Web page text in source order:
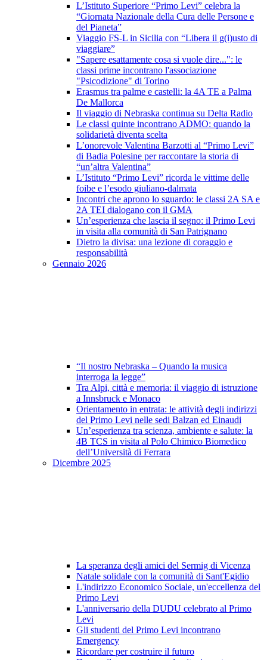
L’Istituto Superiore “Primo Levi” celebra la
“Giornata Nazionale della Cura delle Persone e
del Pianeta”
Viaggio FS-L in Sicilia con “Libera il g(i)usto di
viaggiare”
"Sapere esattamente cosa si vuole dire...": le
classi prime incontrano l'associazione
"Psicodizione" di Torino
Erasmus tra palme e castelli: la 4A TE a Palma
De Mallorca
Il viaggio di Nebraska continua su Delta Radio
Le classi quinte incontrano ADMO: quando la
solidarietà diventa scelta
L’onorevole Valentina Barzotti al “Primo Levi”
di Badia Polesine per raccontare la storia di
“un’altra Valentina”
L’Istituto “Primo Levi” ricorda le vittime delle
foibe e l’esodo giuliano-dalmata
Incontri che aprono lo sguardo: le classi 2A SA e
2A TEI dialogano con il GMA
Un’esperienza che lascia il segno: il Primo Levi
in visita alla comunità di San Patrignano
Dietro la divisa: una lezione di coraggio e
responsabilità
Gennaio 2026
“Il nostro Nebraska – Quando la musica
interroga la legge”
Tra Alpi, città e memoria: il viaggio di istruzione
a Innsbruck e Monaco
Orientamento in entrata: le attività degli indirizzi
del Primo Levi nelle sedi Balzan ed Einaudi
Un’esperienza tra scienza, ambiente e salute: la
4B TCS in visita al Polo Chimico Biomedico
dell’Università di Ferrara
Dicembre 2025
La speranza degli amici del Sermig di Vicenza
Natale solidale con la comunità di Sant'Egidio
L'indirizzo Economico Sociale, un'eccellenza del
Primo Levi
L'anniversario della DUDU celebrato al Primo
Levi
Gli studenti del Primo Levi incontrano
Emergency
Ricordare per costruire il futuro